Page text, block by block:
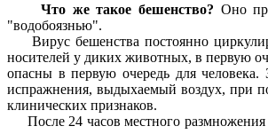
Что же такое бешенство? Оно
"водобоязнью".
Вирус бешенства постоянно
носителей у диких животных, в первую
опасны в первую очередь для
испражнения, выдыхаемый воздух, при
клинических признаков.
После 24 часов местного размножения